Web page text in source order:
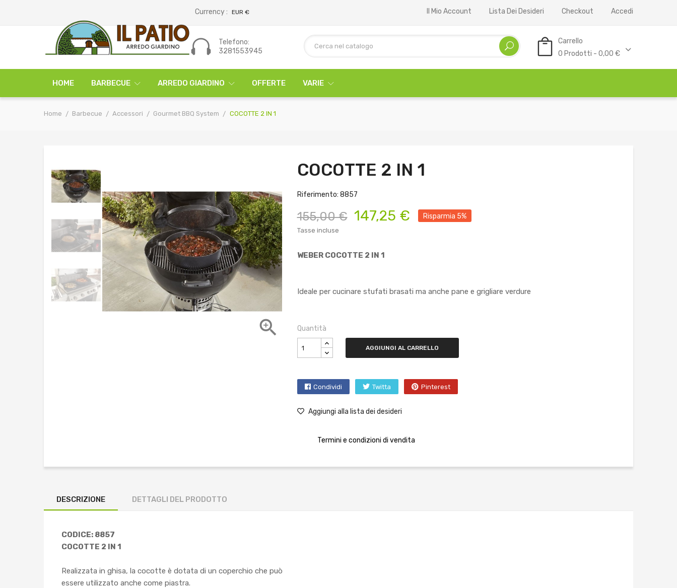
Currency : EUR € Il Mio Account Lista Dei Desideri Checkout Accedi
Carrello
0 Prodotti - 0,00 €
Telefono:
3281553945
HOME BARBECUE ARREDO GIARDINO OFFERTE VARIE
Home Barbecue Accessori Gourmet BBQ System COCOTTE 2 IN 1

COCOTTE 2 IN 1
Riferimento: 8857
155,00 € 147,25 € Risparmia 5%
Tasse incluse
WEBER COCOTTE 2 IN 1
Ideale per cucinare stufati brasati ma anche pane e grigliare verdure
Quantità
AGGIUNGI AL CARRELLO
Condividi Twitta Pinterest
Aggiungi alla lista dei desideri
Termini e condizioni di vendita
DESCRIZIONE DETTAGLI DEL PRODOTTO
CODICE: 8857
COCOTTE 2 IN 1
Realizzata in ghisa, la cocotte è dotata di un coperchio che può
essere utilizzato anche come piastra.